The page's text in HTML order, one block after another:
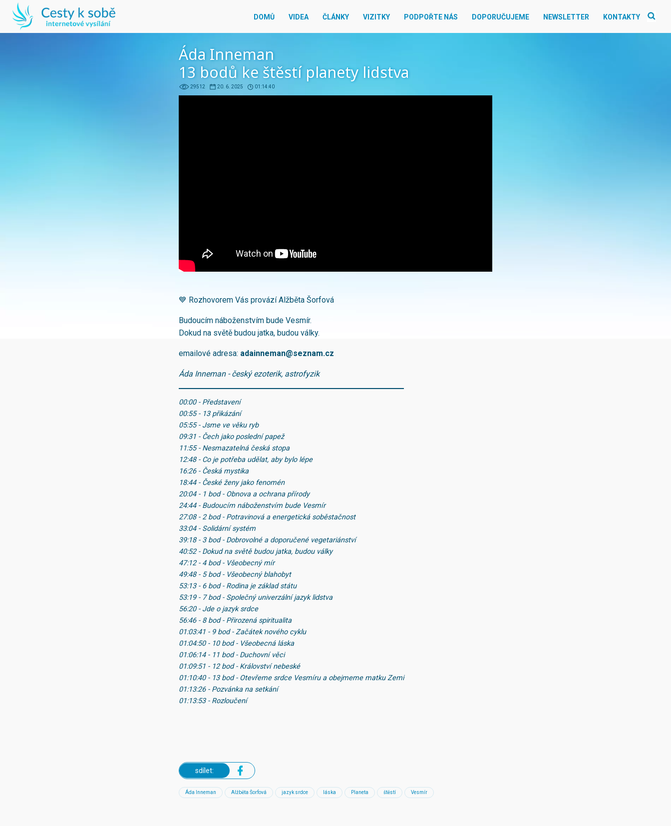
DOMŮ VIDEA ČLÁNKY VIZITKY PODPOŘTE NÁS DOPORUČUJEME NEWSLETTER KONTAKTY
Áda Inneman
13 bodů ke štěstí planety lidstva
29512 20. 6. 2025 01:14:40
💙 Rozhovorem Vás provází Alžběta Šorfová
Budoucím náboženstvím bude Vesmír.
Dokud na světě budou jatka, budou války.
emailové adresa: adainneman@seznam.cz
Áda Inneman - český ezoterik, astrofyzik
00:00 - Představení
00:55 - 13 přikázání
05:55 - Jsme ve věku ryb
09:31 - Čech jako poslední papež
11:55 - Nesmazatelná česká stopa
12:48 - Co je potřeba udělat, aby bylo lépe
16:26 - Česká mystika
18:44 - České ženy jako fenomén
20:04 - 1 bod - Obnova a ochrana přírody
24:44 - Budoucím náboženstvím bude Vesmír
27:08 - 2 bod - Potravinová a energetická soběstačnost
33:04 - Solidární systém
39:18 - 3 bod - Dobrovolné a doporučené vegetariánství
40:52 - Dokud na světě budou jatka, budou války
47:12 - 4 bod - Všeobecný mír
49:48 - 5 bod - Všeobecný blahobyt
53:13 - 6 bod - Rodina je základ státu
53:19 - 7 bod - Společný univerzální jazyk lidstva
56:20 - Jde o jazyk srdce
56:46 - 8 bod - Přirozená spiritualita
01:03:41 - 9 bod - Začátek nového cyklu
01:04:50 - 10 bod - Všeobecná láska
01:06:14 - 11 bod - Duchovní věci
01:09:51 - 12 bod - Království nebeské
01:10:40 - 13 bod - Otevřeme srdce Vesmíru a obejmeme matku Zemi
01:13:26 - Pozvánka na setkání
01:13:53 - Rozloučení
sdílet:
Áda Inneman Alžběta Šorfová jazyk srdce láska Planeta štěstí Vesmír